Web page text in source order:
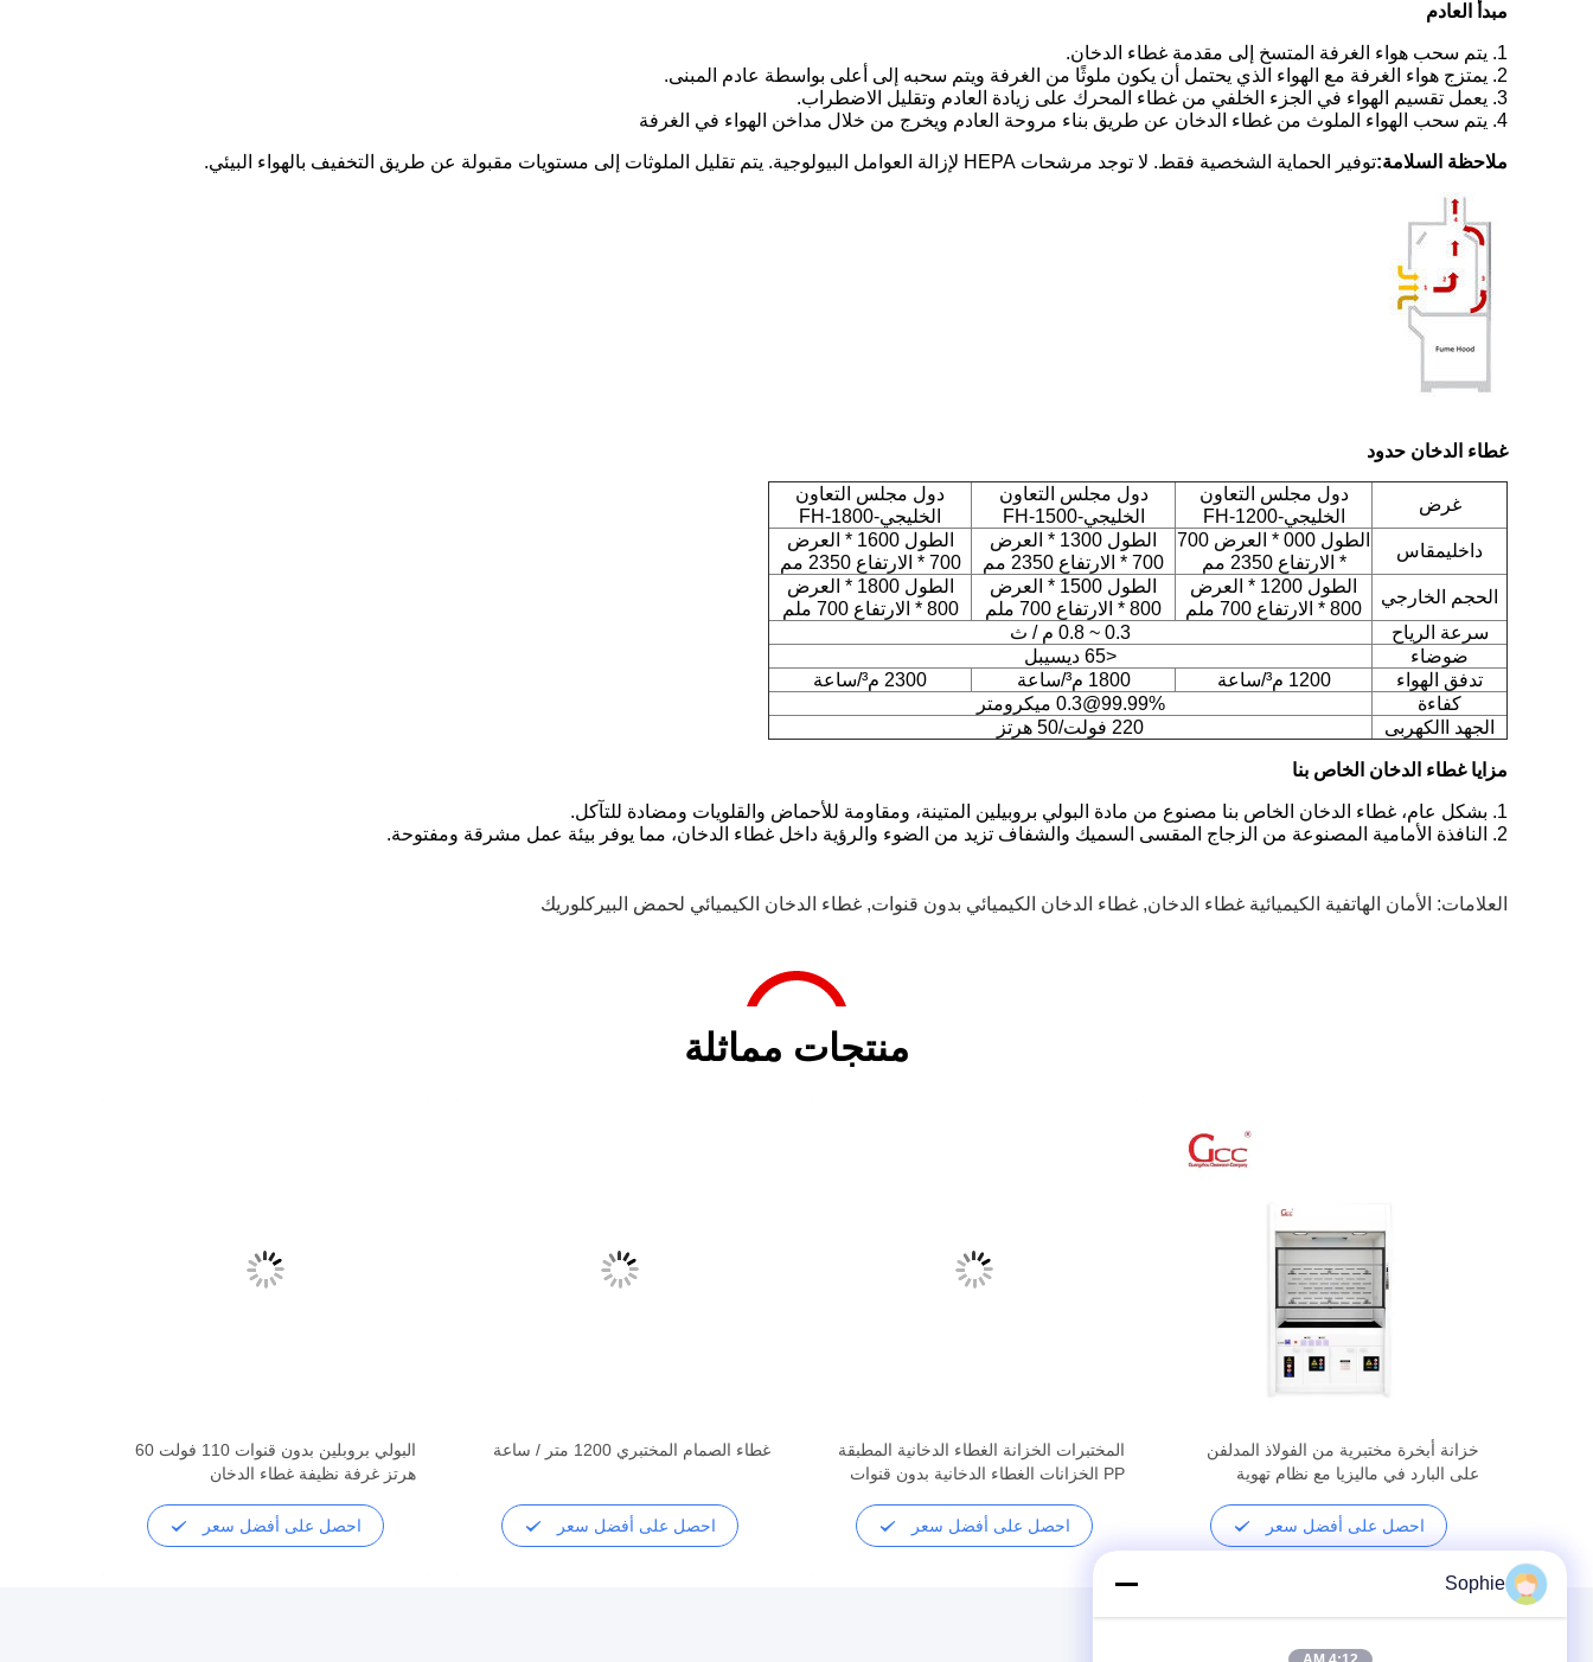
مبدأ العادم
1. يتم سحب هواء الغرفة المتسخ إلى مقدمة غطاء الدخان.
2. يمتزج هواء الغرفة مع الهواء الذي يحتمل أن يكون ملوثًا من الغرفة ويتم سحبه إلى أعلى بواسطة عادم المبنى.
3. يعمل تقسيم الهواء في الجزء الخلفي من غطاء المحرك على زيادة العادم وتقليل الاضطراب.
4. يتم سحب الهواء الملوث من غطاء الدخان عن طريق بناء مروحة العادم ويخرج من خلال مداخن الهواء في الغرفة
ملاحظة السلامة:توفير الحماية الشخصية فقط. لا توجد مرشحات HEPA لإزالة العوامل البيولوجية. يتم تقليل الملوثات إلى مستويات مقبولة عن طريق التخفيف بالهواء البيئي.
غطاء الدخان حدود
غرض
دول مجلس التعاون
الخليجي-FH-1200
دول مجلس التعاون
الخليجي-FH-1500
دول مجلس التعاون
الخليجي-FH-1800
داخليمقاس
الطول 000 * العرض 700
* الارتفاع 2350 مم
الطول 1300 * العرض
700 * الارتفاع 2350 مم
الطول 1600 * العرض
700 * الارتفاع 2350 مم
الحجم الخارجي
الطول 1200 * العرض
800 * الارتفاع 700 ملم
الطول 1500 * العرض
800 * الارتفاع 700 ملم
الطول 1800 * العرض
800 * الارتفاع 700 ملم
سرعة الرياح
0.3 ~ 0.8 م / ث
ضوضاء
<65 ديسيبل
تدفق الهواء
1200 م³/ساعة 1800 م³/ساعة
2300 م³/ساعة
كفاءة
99.99%@0.3 ميكرومتر
الجهد االكهربى
220 فولت/50 هرتز
مزايا غطاء الدخان الخاص بنا
1. بشكل عام، غطاء الدخان الخاص بنا مصنوع من مادة البولي بروبيلين المتينة، ومقاومة للأحماض والقلويات ومضادة للتآكل.
2. النافذة الأمامية المصنوعة من الزجاج المقسى السميك والشفاف تزيد من الضوء والرؤية داخل غطاء الدخان، مما يوفر بيئة عمل مشرقة ومفتوحة.
العلامات: الأمان الهاتفية الكيميائية غطاء الدخان, غطاء الدخان الكيميائي بدون قنوات, غطاء الدخان الكيميائي لحمض البيركلوريك
منتجات مماثلة
خزانة أبخرة مختبرية من الفولاذ المدلفن
على البارد في ماليزيا مع نظام تهوية
احصل على أفضل سعر
المختبرات الخزانة الغطاء الدخانية المطبقة
PP الخزانات الغطاء الدخانية بدون قنوات
احصل على أفضل سعر
غطاء الصمام المختبري 1200 متر / ساعة
احصل على أفضل سعر
البولي بروبلين بدون قنوات 110 فولت 60
هرتز غرفة نظيفة غطاء الدخان
احصل على أفضل سعر
Sophie